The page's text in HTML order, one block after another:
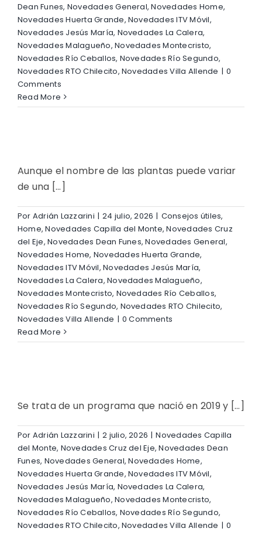
Dean Funes, Novedades General,Novedades Home,
Novedades Huerta Grande,Novedades ITV Móvil,
Novedades Jesús María, Novedades La Calera,
Novedades Malagueño,Novedades Montecristo,
Novedades Río Ceballos, Novedades Río Segundo,
Novedades RTO Chilecito,Novedades Villa Allende | 0
Comments
Read More
Aunque el nombre de las plantas puede variar
de una [...]
Por Adrián Lazzarini | 24 julio, 2026 | Consejos útiles,
Home,Novedades Capilla del Monte,Novedades Cruz
del Eje,Novedades Dean Funes,Novedades General,
Novedades Home, Novedades Huerta Grande,
Novedades ITV Móvil,Novedades Jesús María,
Novedades La Calera,Novedades Malagueño,
Novedades Montecristo, Novedades Río Ceballos,
Novedades Río Segundo, Novedades RTO Chilecito,
Novedades Villa Allende | 0 Comments
Read More
Se trata de un programa que nació en 2019 y [...]
Por Adrián Lazzarini | 2 julio, 2026 | Novedades Capilla
del Monte, Novedades Cruz del Eje,Novedades Dean
Funes, Novedades General,Novedades Home,
Novedades Huerta Grande,Novedades ITV Móvil,
Novedades Jesús María, Novedades La Calera,
Novedades Malagueño,Novedades Montecristo,
Novedades Río Ceballos, Novedades Río Segundo,
Novedades RTO Chilecito,Novedades Villa Allende | 0